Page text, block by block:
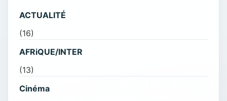
ACTUALITÉ
(16)
AFRiQUE/INTER
(13)
Cinéma